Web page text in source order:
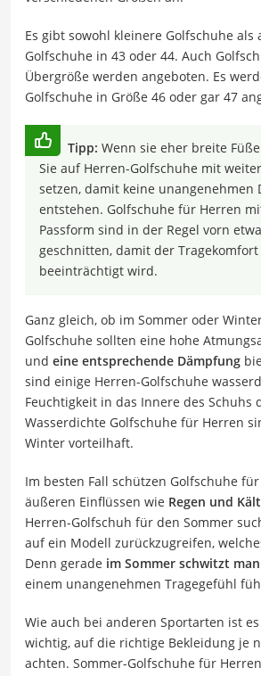
Es gibt sowohl kleinere Golfschuhe als
Golfschuhe in 43 oder 44. Auch
Übergröße werden angeboten. Es
Golfschuhe in Größe 46 oder gar 47
Tipp: Wenn sie eher breite
Sie auf Herren-Golfschuhe mit
setzen, damit keine unangenehmen
entstehen. Golfschuhe für Herren
Passform sind in der Regel vorn
geschnitten, damit der
beeinträchtigt wird.
Ganz gleich, ob im Sommer oder
Golfschuhe sollten eine hohe
und eine entsprechende Dämpfung
sind einige Herren-Golfschuhe
Feuchtigkeit in das Innere des Schuhs
Wasserdichte Golfschuhe für Herren
Winter vorteilhaft.
Im besten Fall schützen Golfschuhe
äußeren Einflüssen wie Regen und
Herren-Golfschuh für den Sommer
auf ein Modell zurückzugreifen,
Denn gerade im Sommer schwitzt
einem unangenehmen Tragegefühl
Wie auch bei anderen Sportarten ist
wichtig, auf die richtige Bekleidung je
achten. Sommer-Golfschuhe für